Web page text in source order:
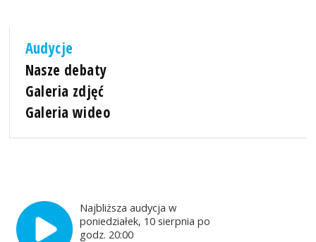
Audycje
Nasze debaty
Galeria zdjęć
Galeria wideo
Najbliższa audycja w
poniedziałek, 10 sierpnia po
godz. 20:00